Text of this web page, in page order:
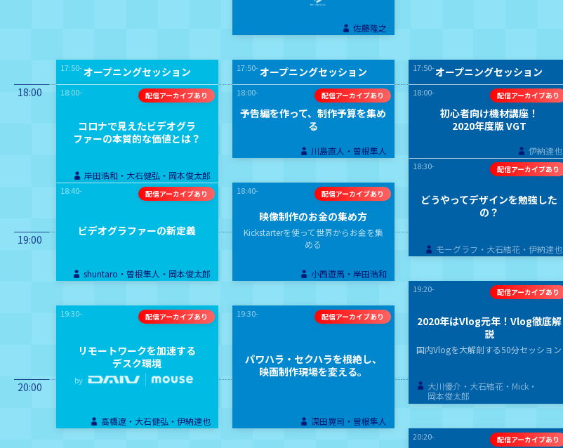
18:00
19:00
20:00
17:50-オープニングセッション
18:00-
コロナで見えたビデオグラ
ファーの本質的な価値とは？
岸田浩和・大石健弘・岡本俊太郎
18:40-
ビデオグラファーの新定義
shuntaro・曽根隼人・岡本俊太郎
19:30-
リモートワークを加速する
デスク環境
by
高橋遼・大石健弘・伊納達也
佐藤隆之
17:50-オープニングセッション
18:00-
予告編を作って、制作予算を集め
る
川島直人・曽根隼人
18:40-
映像制作のお金の集め方
Kickstarterを使って世界からお金を集
める
小西遊馬・岸田浩和
19:30-
パワハラ・セクハラを根絶し、
映画制作現場を変える。
深田晃司・曽根隼人
17:50-オープニングセッション
18:00-
初心者向け機材講座！
2020年度版 VGT
伊納達也
18:30-
どうやってデザインを勉強した
の？
モーグラフ・大石結花・伊納達也
19:20-
2020年はVlog元年！Vlog徹底解
説
国内Vlogを大解剖する50分セッション
大川優介・ 大石結花・ Mick・
岡本俊太郎
20:20-